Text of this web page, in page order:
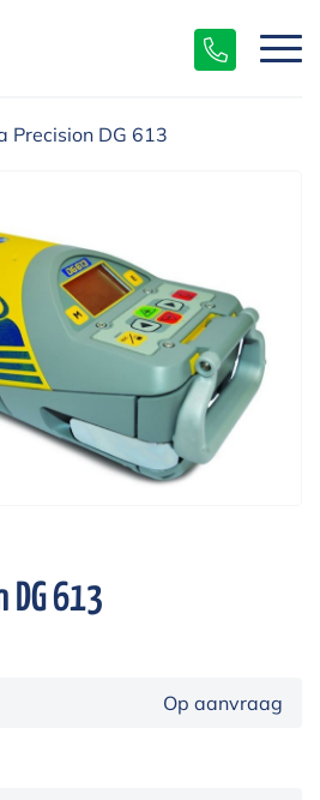
Precision DG 613
DG 613
Op aanvraag